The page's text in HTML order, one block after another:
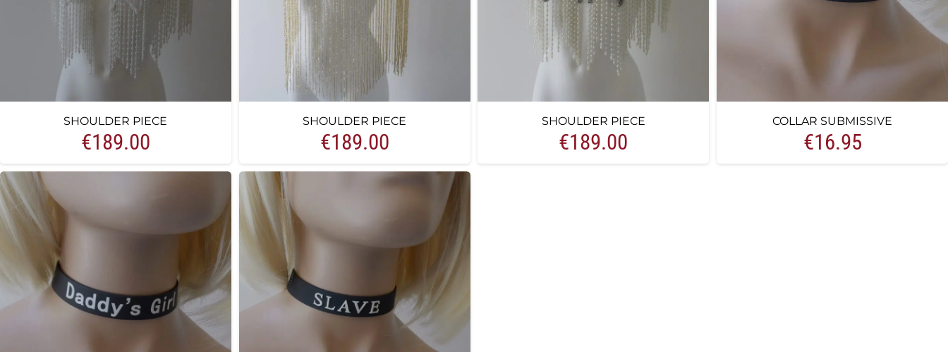
SHOULDER PIECE
€189.00
SHOULDER PIECE
€189.00
SHOULDER PIECE
€189.00
COLLAR SUBMISSIVE
€16.95